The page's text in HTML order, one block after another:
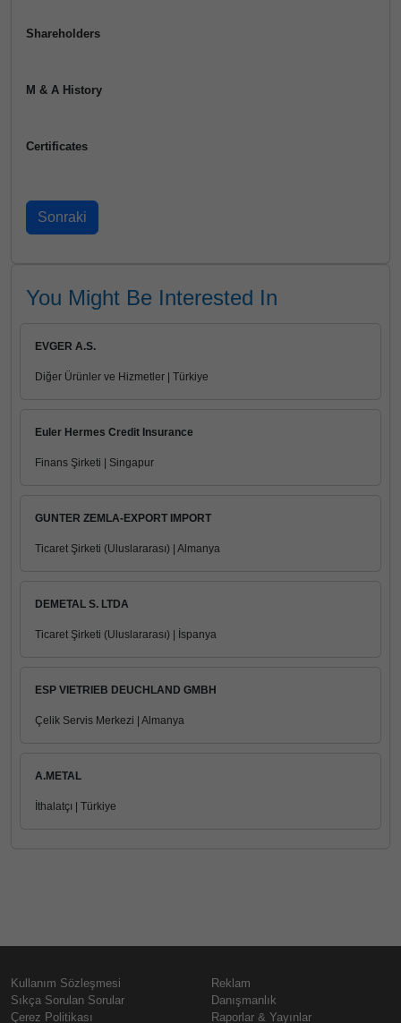
Shareholders
M & A History
Certificates
You Might Be Interested In
EVGER A.S.
Diğer Ürünler ve Hizmetler | Türkiye
Euler Hermes Credit Insurance
Finans Şirketi | Singapur
GUNTER ZEMLA-EXPORT IMPORT
Ticaret Şirketi (Uluslararası) | Almanya
DEMETAL S. LTDA
Ticaret Şirketi (Uluslararası) | İspanya
ESP VIETRIEB DEUCHLAND GMBH
Çelik Servis Merkezi | Almanya
A.METAL
İthalatçı | Türkiye
Kullanım Sözleşmesi
Sıkça Sorulan Sorular
Çerez Politikası
Reklam
Danışmanlık
Raporlar & Yayınlar